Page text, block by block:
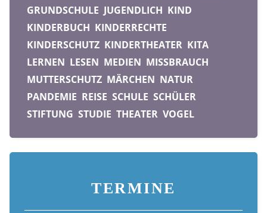
GRUNDSCHULE JUGENDLICH KIND
KINDERBUCH KINDERRECHTE
KINDERSCHUTZ KINDERTHEATER KITA
LERNEN LESEN MEDIEN MISSBRAUCH
MUTTERSCHUTZ MÄRCHEN NATUR
PANDEMIE REISE SCHULE SCHÜLER
STIFTUNG STUDIE THEATER VOGEL
TERMINE